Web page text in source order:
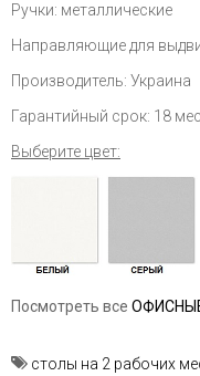
Ручки: металлические
Направляющие для
Производитель: Украина
Гарантийный срок: 18
Выберите цвет:
Посмотреть все
столы на 2 рабочих